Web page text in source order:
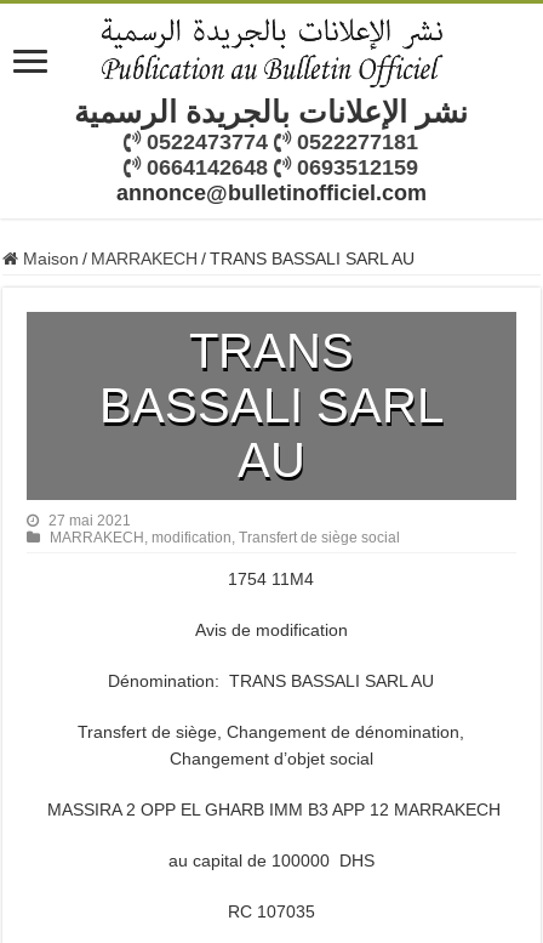
نشر الإعلانات بالجريدة الرسمية
0522473774
0522277181
0664142648
0693512159
annonce@bulletinofficiel.com
Maison / MARRAKECH / TRANS BASSALI SARL AU
TRANS
BASSALI SARL
AU
27 mai 2021
MARRAKECH , modification,Transfert de siège social
1754 11M4
Avis de modification
Dénomination: TRANS BASSALI SARL AU
Transfert de siège, Changement de dénomination,
Changement d’objet social
MASSIRA 2 OPP EL GHARB IMM B3 APP 12 MARRAKECH
au capital de 100000 DHS
RC 107035